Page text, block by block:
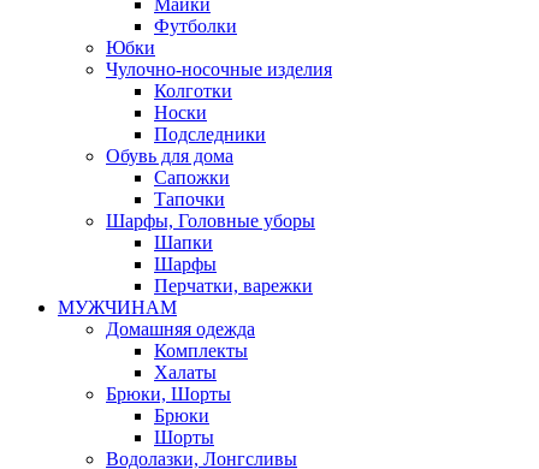
Майки
Футболки
Юбки
Чулочно-носочные изделия
Колготки
Носки
Подследники
Обувь для дома
Сапожки
Тапочки
Шарфы, Головные уборы
Шапки
Шарфы
Перчатки, варежки
МУЖЧИНАМ
Домашняя одежда
Комплекты
Халаты
Брюки, Шорты
Брюки
Шорты
Водолазки, Лонгсливы